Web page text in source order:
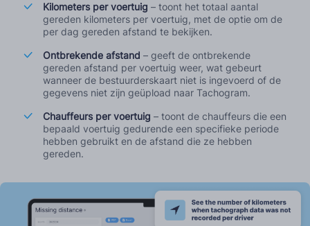
Kilometers per voertuig – toont het totaal aantal
gereden kilometers per voertuig, met de optie om de
per dag gereden afstand te bekijken.
Ontbrekende afstand – geeft de ontbrekende
gereden afstand per voertuig weer, wat gebeurt
wanneer de bestuurderskaart niet is ingevoerd of de
gegevens niet zijn geüpload naar Tachogram.
Chauffeurs per voertuig – toont de chauffeurs die een
bepaald voertuig gedurende een specifieke periode
hebben gebruikt en de afstand die ze hebben
gereden.